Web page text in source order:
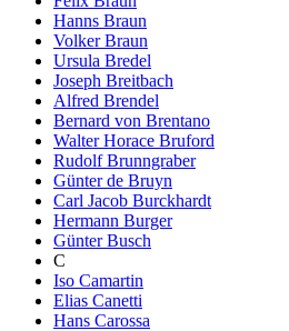
Hanns Braun
Volker Braun
Ursula Bredel
Joseph Breitbach
Alfred Brendel
Bernard von Brentano
Walter Horace Bruford
Rudolf Brunngraber
Günter de Bruyn
Carl Jacob Burckhardt
Hermann Burger
Günter Busch
C
Iso Camartin
Elias Canetti
Hans Carossa